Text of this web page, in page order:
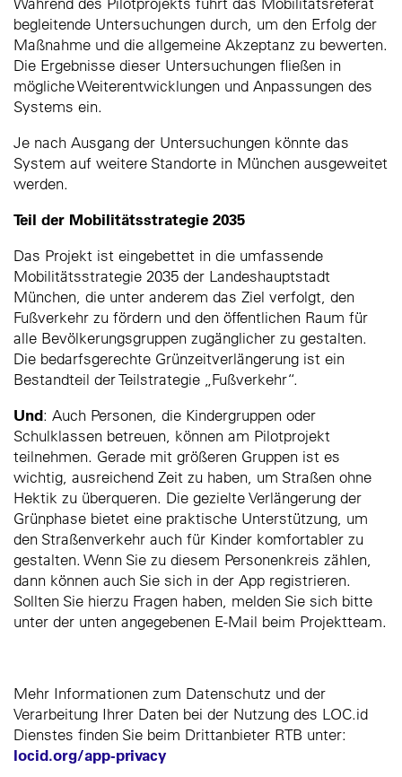
begleitende Untersuchungen durch, um den Erfolg der
Maßnahme und die allgemeine Akzeptanz zu bewerten.
Die Ergebnisse dieser Untersuchungen fließen in
mögliche Weiterentwicklungen und Anpassungen des
Systems ein.
Je nach Ausgang der Untersuchungen könnte das
System auf weitere Standorte in München ausgeweitet
werden.
Teil der Mobilitätsstrategie 2035
Das Projekt ist eingebettet in die umfassende
Mobilitätsstrategie 2035 der Landeshauptstadt
München, die unter anderem das Ziel verfolgt, den
Fußverkehr zu fördern und den öffentlichen Raum für
alle Bevölkerungsgruppen zugänglicher zu gestalten.
Die bedarfsgerechte Grünzeitverlängerung ist ein
Bestandteil der Teilstrategie „Fußverkehr“.
Und: Auch Personen, die Kindergruppen oder
Schulklassen betreuen, können am Pilotprojekt
teilnehmen. Gerade mit größeren Gruppen ist es
wichtig, ausreichend Zeit zu haben, um Straßen ohne
Hektik zu überqueren. Die gezielte Verlängerung der
Grünphase bietet eine praktische Unterstützung, um
den Straßenverkehr auch für Kinder komfortabler zu
gestalten. Wenn Sie zu diesem Personenkreis zählen,
dann können auch Sie sich in der App registrieren.
Sollten Sie hierzu Fragen haben, melden Sie sich bitte
unter der unten angegebenen E-Mail beim Projektteam.
Mehr Informationen zum Datenschutz und der
Verarbeitung Ihrer Daten bei der Nutzung des LOC.id
Dienstes finden Sie beim Drittanbieter RTB unter:
locid.org/app-privacy